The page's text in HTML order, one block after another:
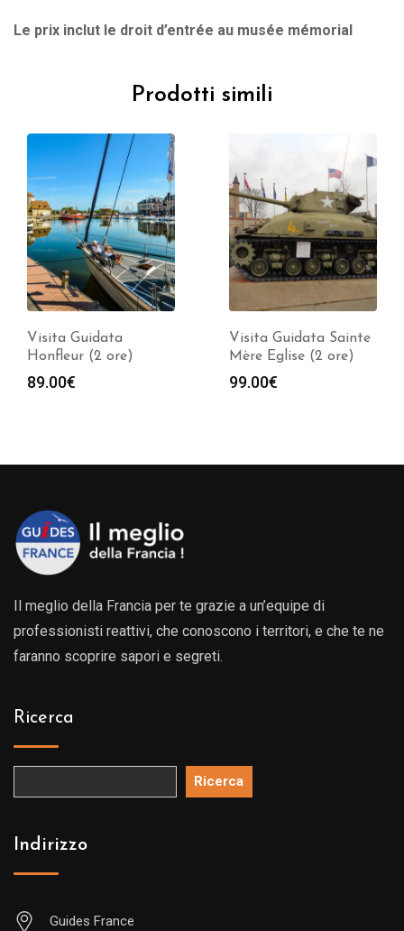
Le prix inclut le droit d’entrée au musée mémorial
Prodotti simili
Visita Guidata
Honfleur (2 ore)
89.00€
Visita Guidata Sainte
Mère Eglise (2 ore)
99.00€
Il meglio della Francia per te grazie a un’equipe di
professionisti reattivi, che conoscono i territori, e che te ne
faranno scoprire sapori e segreti.
Ricerca
Ricerca
Indirizzo
Guides France